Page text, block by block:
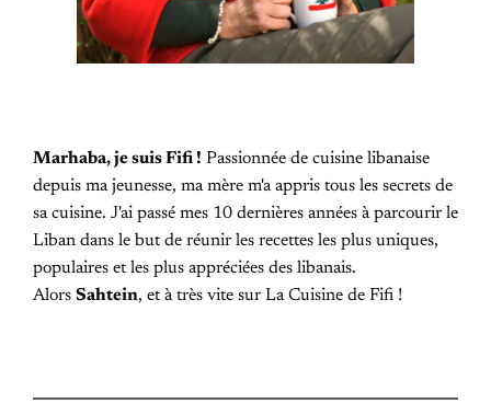
Marhaba, je suis Fifi ! Passionnée de cuisine libanaise
depuis ma jeunesse, ma mère m'a appris tous les secrets de
sa cuisine. J'ai passé mes 10 dernières années à parcourir le
Liban dans le but de réunir les recettes les plus uniques,
populaires et les plus appréciées des libanais.
Alors Sahtein, et à très vite sur La Cuisine de Fifi !